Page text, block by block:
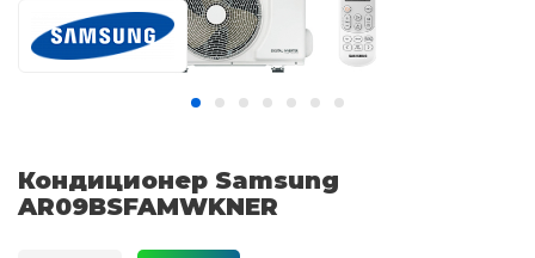
Кондиционер Samsung
AR09BSFAMWKNER